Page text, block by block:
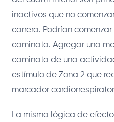
inactivos que no
carrera. Podrían
caminata. Agregar una
caminata de una
estímulo de Zona 2 que
marcador
La misma lógica de